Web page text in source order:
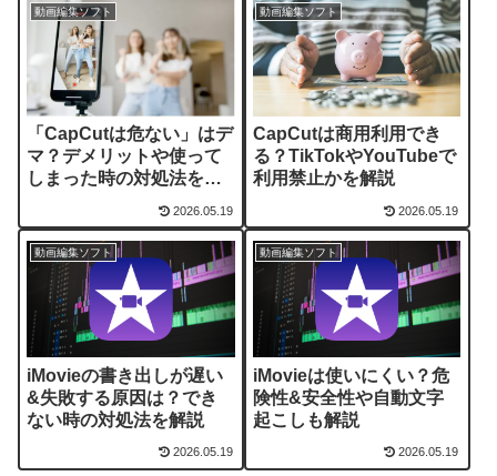
動画編集ソフト
「CapCutは危ない」はデ
マ？デメリットや使って
しまった時の対処法を解
2026.05.19
動画編集ソフト
CapCutは商用利用でき
る？TikTokやYouTubeで
利用禁止かを解説
2026.05.19
動画編集ソフト
iMovieの書き出しが遅い
&失敗する原因は？でき
ない時の対処法を解説
2026.05.19
動画編集ソフト
iMovieは使いにくい？危
険性&安全性や自動文字
起こしも解説
2026.05.19